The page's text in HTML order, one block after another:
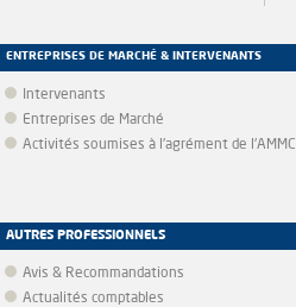
ENTREPRISES DE MARCHÉ & INTERVENANTS
Intervenants
Entreprises de Marché
Activités soumises à l'agrément de l'AMMC
AUTRES PROFESSIONNELS
Avis & Recommandations
Actualités comptables